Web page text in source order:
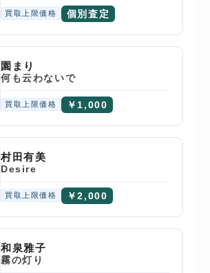
買取上限価格 個別査定
園まり
何も云わないで
買取上限価格 ￥1,000
村田有美
Desire
買取上限価格 ￥2,000
和泉雅子
霧の灯り